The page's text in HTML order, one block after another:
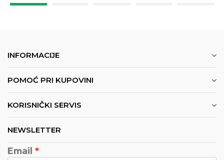
INFORMACIJE
POMOĆ PRI KUPOVINI
KORISNIČKI SERVIS
NEWSLETTER
Email